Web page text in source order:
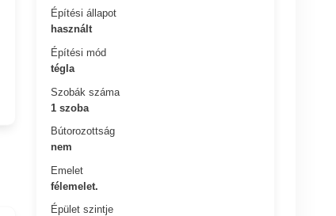
Építési állapot
használt
Építési mód
tégla
Szobák száma
1 szoba
Bútorozottság
nem
Emelet
félemelet.
Épület szintje